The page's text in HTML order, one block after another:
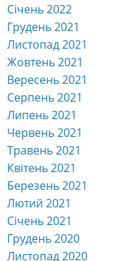
Січень 2022
Грудень 2021
Листопад 2021
Жовтень 2021
Вересень 2021
Серпень 2021
Липень 2021
Червень 2021
Травень 2021
Квітень 2021
Березень 2021
Лютий 2021
Січень 2021
Грудень 2020
Листопад 2020